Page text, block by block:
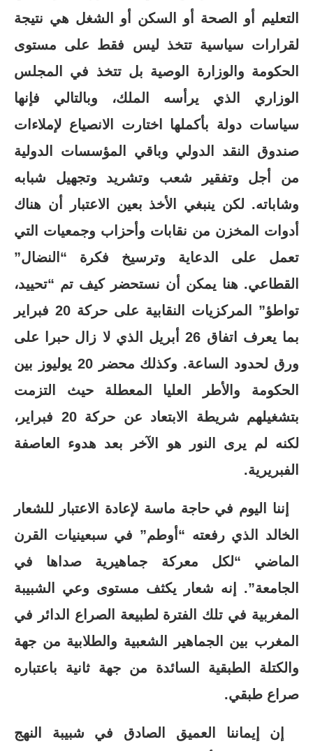
التعليم أو الصحة أو السكن أو الشغل هي نتيجة
لقرارات سياسية تتخذ ليس فقط على مستوى
الحكومة والوزارة الوصية بل تتخذ في المجلس
الوزاري الذي يرأسه الملك، وبالتالي فإنها
سياسات دولة بأكملها اختارت الانصياع لإملاءات
صندوق النقد الدولي وباقي المؤسسات الدولية
من أجل وتفقير شعب وتشريد وتجهيل شبابه
وشاباته. لكن ينبغي الأخذ بعين الاعتبار أن هناك
أدوات المخزن من نقابات وأحزاب وجمعيات التي
تعمل على الدعاية وترسيخ فكرة “النضال”
القطاعي. هنا يمكن أن نستحضر كيف تم “تحييد،
تواطؤ” المركزيات النقابية على حركة 20 فبراير
بما يعرف اتفاق 26 أبريل الذي لا زال حبرا على
ورق لحدود الساعة. وكذلك محضر 20 يوليوز بين
الحكومة والأطر العليا المعطلة حيث التزمت
بتشغيلهم شريطة الابتعاد عن حركة 20 فبراير،
لكنه لم يرى النور هو الآخر بعد هدوء العاصفة
الفبريرية.
إننا اليوم في حاجة ماسة لإعادة الاعتبار للشعار
الخالد الذي رفعته “أوطم” في سبعينيات القرن
الماضي “لكل معركة جماهيرية صداها في
الجامعة”. إنه شعار يكثف مستوى وعي الشبيبة
المغربية في تلك الفترة لطبيعة الصراع الدائر في
المغرب بين الجماهير الشعبية والطلابية من جهة
والكتلة الطبقية السائدة من جهة ثانية باعتباره
صراع طبقي.
إن إيماننا العميق الصادق في شبيبة النهج